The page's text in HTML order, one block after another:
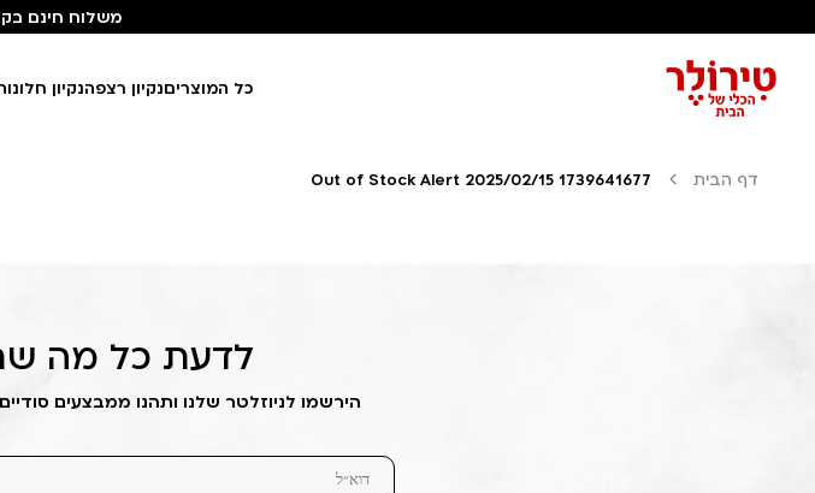
משלוח חינם
כל המוצריםנקיון רצפהנקיון
דף הבית Out of Stock Alert 2025/02/15 1739641677
לדעת כל מה
הירשמו לניוזלטר שלנו ותהנו ממבצעים